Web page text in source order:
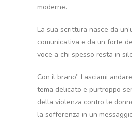
moderne.
La sua scrittura nasce da
comunicativa e da un forte
voce a chi spesso resta in
Con il brano” Lasciami
tema delicato e purtroppo
della violenza contro le
la sofferenza in un